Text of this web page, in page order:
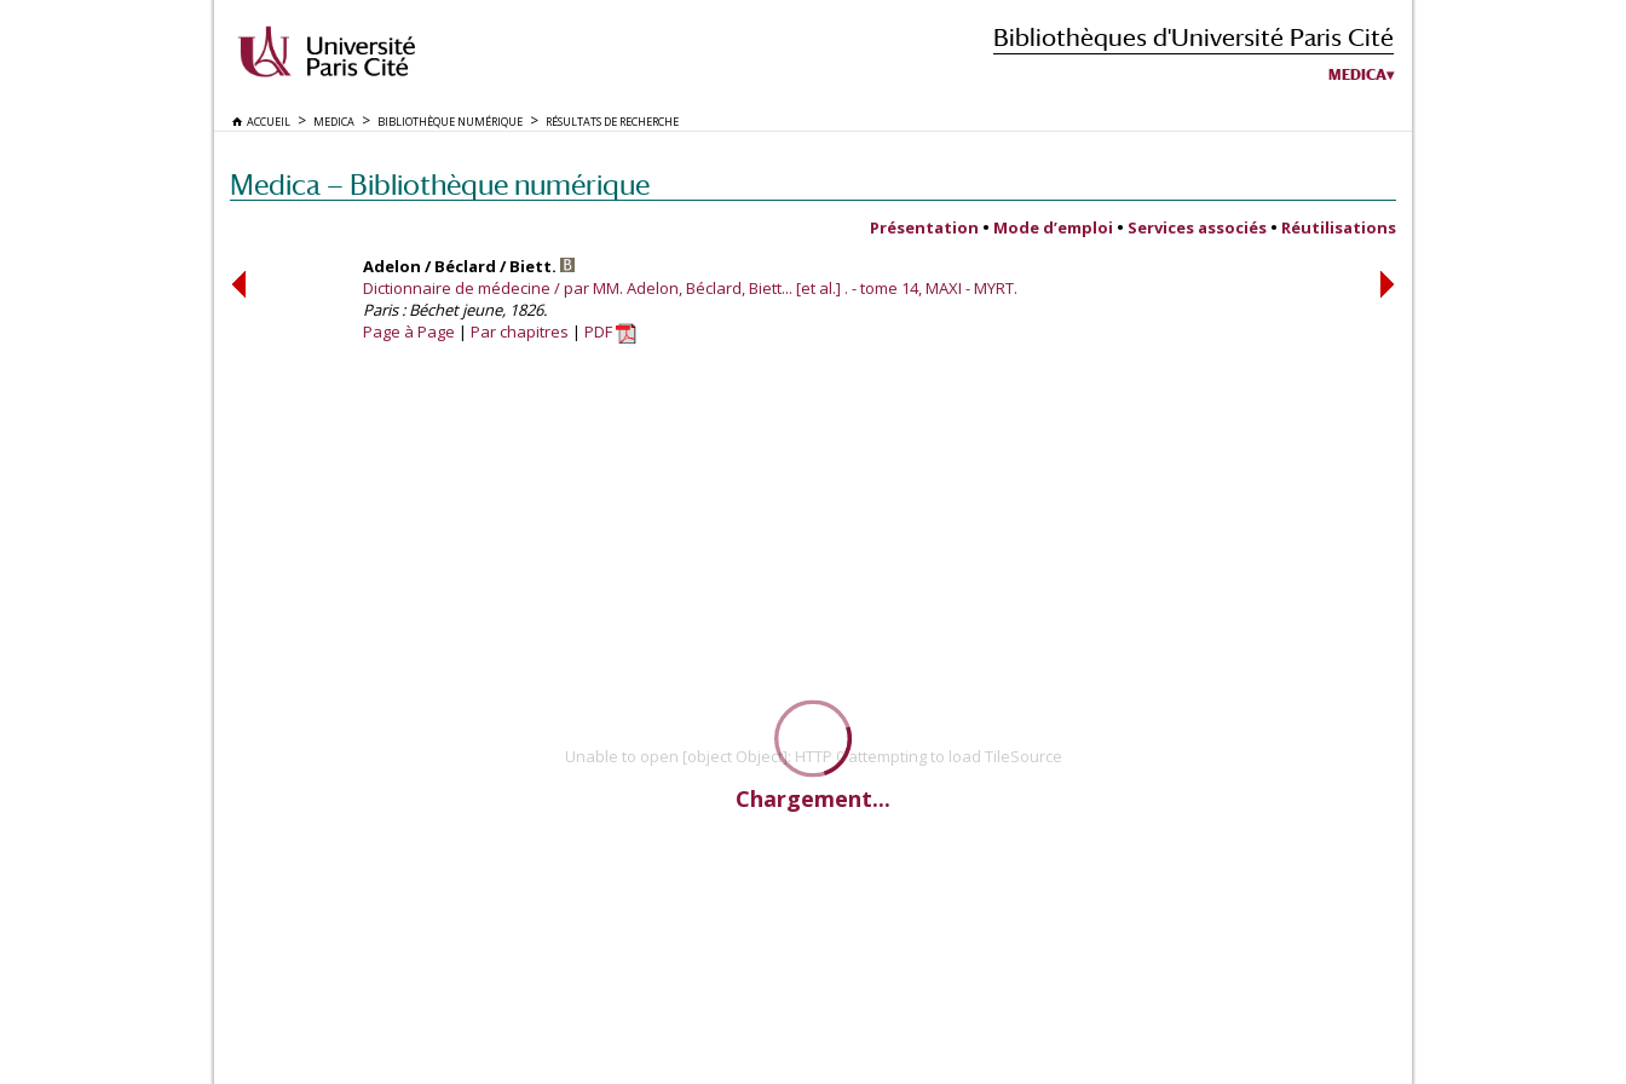
Bibliothèques d'Université Paris Cité
MEDICA
ACCUEIL MEDICA BIBLIOTHÈQUE NUMÉRIQUE RÉSULTATS DE RECHERCHE
Medica — Bibliothèque numérique
Présentation • Mode d’emploi • Services associés • Réutilisations
Adelon / Béclard / Biett.
Dictionnaire de médecine / par MM. Adelon, Béclard, Biett... [et al.] . - tome 14, MAXI - MYRT.
Paris : Béchet jeune, 1826.
Page à Page
Par chapitres PDF
Unable to open [object Object]: HTTP 0 attempting to load TileSource
Chargement...